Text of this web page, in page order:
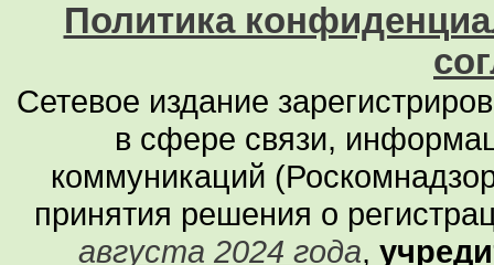
Политика
Сетевое издание
в сфере связи,
коммуникаций
принятия решения о
августа 2024 года,